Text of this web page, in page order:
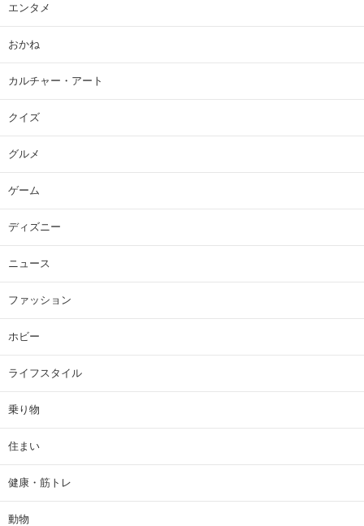
エンタメ
おかね
カルチャー・アート
クイズ
グルメ
ゲーム
ディズニー
ニュース
ファッション
ホビー
ライフスタイル
乗り物
住まい
健康・筋トレ
動物